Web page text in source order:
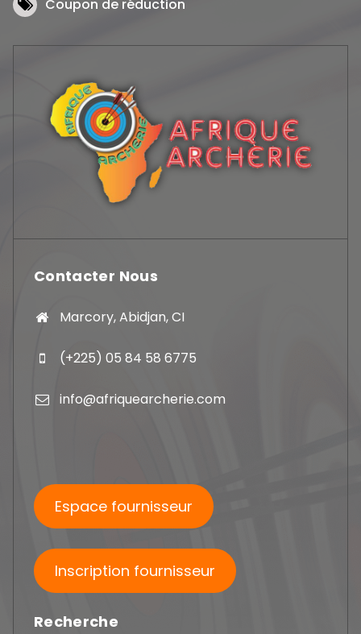
Coupon de réduction
Contacter Nous
Marcory, Abidjan, CI
(+225) 05 84 58 6775
info@afriquearcherie.com
Espace fournisseur
Inscription fournisseur
Recherche